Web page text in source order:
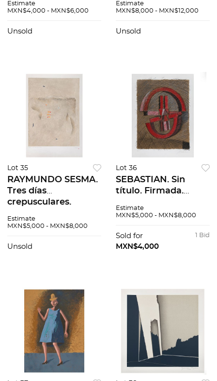
17 cm imagen / 15 x
Estimate
MXN$4,000 - MXN$6,000
Unsold
offset s/núm. de
imagen / 29 x 29 cm
Estimate
MXN$8,000 - MXN$12,000
Unsold
Lot 35
RAYMUNDO SESMA.
Tres días
crepusculares.
monograma y
Colografía 124 / 150.
Estimate
MXN$5,000 - MXN$8,000
Unsold
Lot 36
SEBASTIAN. Sin
título. Firmada.
x 42 cm imagen / 65
Estimate
MXN$5,000 - MXN$8,000
1 Bid
Sold for
MXN$4,000